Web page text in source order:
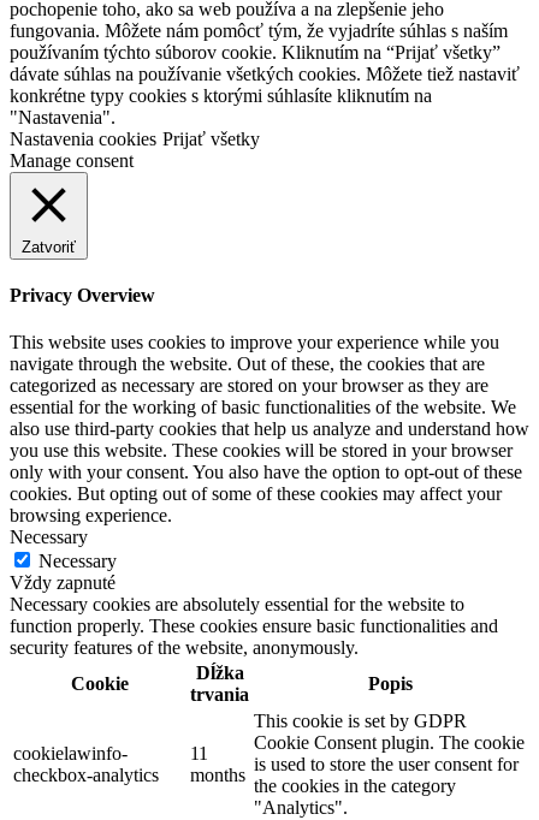
pochopenie toho, ako sa web používa a na zlepšenie jeho
fungovania. Môžete nám pomôcť tým, že vyjadríte súhlas s naším
používaním týchto súborov cookie. Kliknutím na “Prijať všetky”
dávate súhlas na používanie všetkých cookies. Môžete tiež nastaviť
konkrétne typy cookies s ktorými súhlasíte kliknutím na
"Nastavenia".
Nastavenia cookies Prijať všetky
Manage consent
Zatvoriť
Privacy Overview
This website uses cookies to improve your experience while you
navigate through the website. Out of these, the cookies that are
categorized as necessary are stored on your browser as they are
essential for the working of basic functionalities of the website. We
also use third-party cookies that help us analyze and understand how
you use this website. These cookies will be stored in your browser
only with your consent. You also have the option to opt-out of these
cookies. But opting out of some of these cookies may affect your
browsing experience.
Necessary
Necessary
Vždy zapnuté
Necessary cookies are absolutely essential for the website to
function properly. These cookies ensure basic functionalities and
security features of the website, anonymously.
Cookie
Dĺžka
trvania
Popis
cookielawinfo-
checkbox-analytics
11
months
This cookie is set by GDPR
Cookie Consent plugin. The cookie
is used to store the user consent for
the cookies in the category
"Analytics".